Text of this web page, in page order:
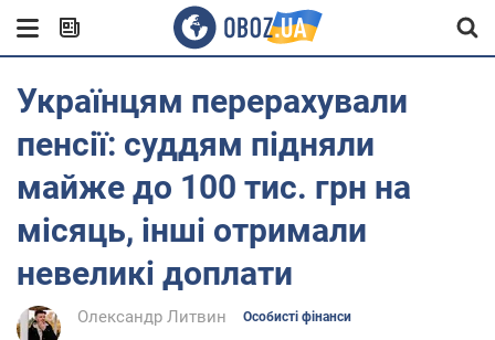
Українцям перерахували
пенсії: суддям підняли
майже до 100 тис. грн на
місяць, інші отримали
невеликі доплати
Олександр Литвин Особисті фінанси